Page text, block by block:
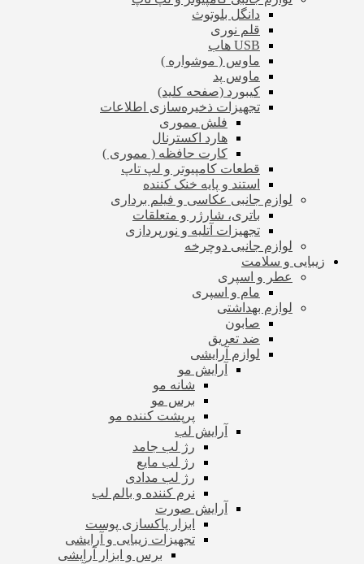
دانگل بلوتوث
قلم نوری
USB هاب
ماوس ( موشواره )
ماوس پد
کیبورد (صفحه کلید)
تجهیزات ذخیره‌سازی اطلاعات
فلش مموری
هارد اکسترنال
کارت حافظه ( مموری )
قطعات کامپیوتر و لپ تاپ
استند و پایه خنک کننده
لوازم جانبی عکاسی و فیلم برداری
باتری، شارژر و متعلقات
تجهیزات آتلیه و نورپردازی
لوازم جانبی دوچرخه
زیبایی و سلامت
عطر و اسپری
مام و اسپری
لوازم بهداشتی
صابون
ضد تعریق
لوازم آرایشی
آرایش مو
شانه مو
برس مو
پرپشت کننده مو
آرایش لب
رژ لب جامد
رژ لب مایع
رژ لب مدادی
نرم کننده و بالم لب
آرایش صورت
ابزار پاکسازی پوست
تجهیزات زیبایی و آرایشی
برس و ابزار آرایشی